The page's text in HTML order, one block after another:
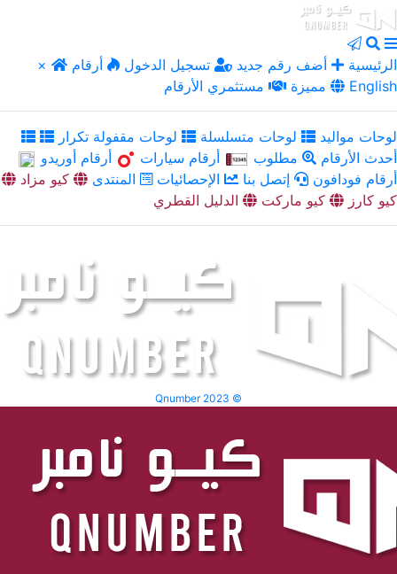
× الرئيسية أضف رقم جديد تسجيل الدخول
أرقام
مميزة
مستثمري الأرقام English
لوحات مواليد لوحات متسلسلة
لوحات مقفولة تكرار
أحدث الأرقام
مطلوب أرقام سيارات
أرقام أوريدو
أرقام فودافون
إتصل بنا الإحصائيات المنتدى
كيو مزاد
كيو كارز
كيو ماركت الدليل القطري
Qnumber 2023 ©